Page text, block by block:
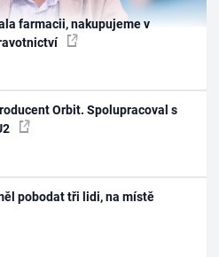
farmacii, nakupujeme v
Orbit. Spolupracoval s
pobodat tři lidi, na místě